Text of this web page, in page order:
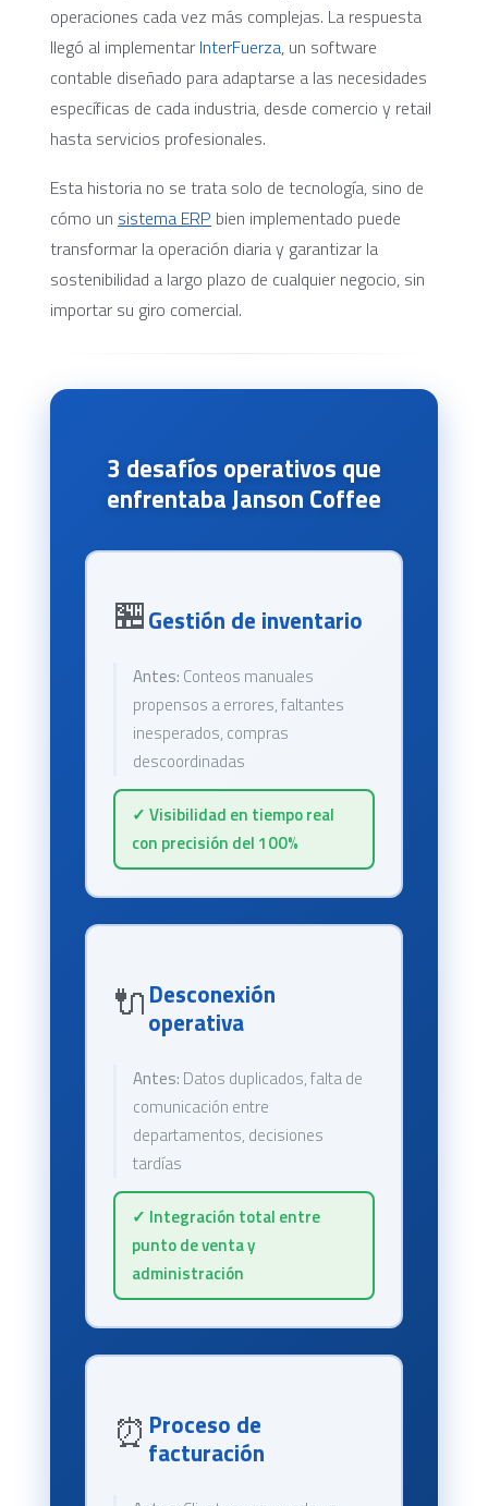
operaciones cada vez más complejas. La respuesta
llegó al implementar InterFuerza, un software
contable diseñado para adaptarse a las necesidades
específicas de cada industria, desde comercio y retail
hasta servicios profesionales.
Esta historia no se trata solo de tecnología, sino de
cómo un sistema ERP bien implementado puede
transformar la operación diaria y garantizar la
sostenibilidad a largo plazo de cualquier negocio, sin
importar su giro comercial.
3 desafíos operativos que
enfrentaba Janson Coffee
🏪Gestión de inventario
Antes: Conteos manuales
propensos a errores, faltantes
inesperados, compras
descoordinadas
✓ Visibilidad en tiempo real
con precisión del 100%
🔌Desconexión
operativa
Antes: Datos duplicados, falta de
comunicación entre
departamentos, decisiones
tardías
✓ Integración total entre
punto de venta y
administración
⏰ Proceso de
facturación